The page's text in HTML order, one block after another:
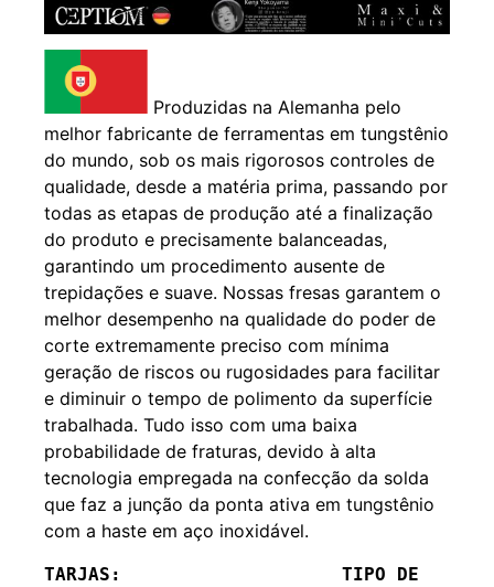
Produzidas na Alemanha pelo
melhor fabricante de ferramentas em tungstênio
do mundo, sob os mais rigorosos controles de
qualidade, desde a matéria prima, passando por
todas as etapas de produção até a finalização
do produto e precisamente balanceadas,
garantindo um procedimento ausente de
trepidações e suave. Nossas fresas garantem o
melhor desempenho na qualidade do poder de
corte extremamente preciso com mínima
geração de riscos ou rugosidades para facilitar
e diminuir o tempo de polimento da superfície
trabalhada. Tudo isso com uma baixa
probabilidade de fraturas, devido à alta
tecnologia empregada na confecção da solda
que faz a junção da ponta ativa em tungstênio
com a haste em aço inoxidável.
TARJAS:                    TIPO DE